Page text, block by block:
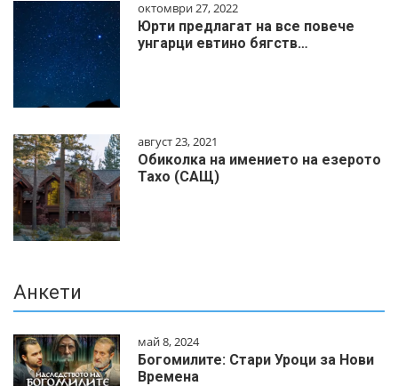
октомври 27, 2022
Юрти предлагат на все повече
унгарци евтино бягств…
август 23, 2021
Обиколка на имението на езерото
Тахо (САЩ)
Анкети
май 8, 2024
Богомилите: Стари Уроци за Нови
Времена